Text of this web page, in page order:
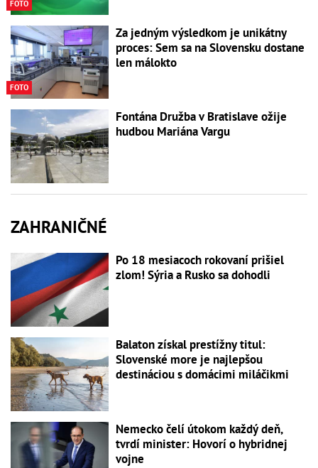
FOTO
FOTO
Za jedným výsledkom je unikátny
proces: Sem sa na Slovensku dostane
len málokto
Fontána Družba v Bratislave ožije
hudbou Mariána Vargu
ZAHRANIČNÉ
Po 18 mesiacoch rokovaní prišiel
zlom! Sýria a Rusko sa dohodli
Balaton získal prestížny titul:
Slovenské more je najlepšou
destináciou s domácimi miláčikmi
Nemecko čelí útokom každý deň,
tvrdí minister: Hovorí o hybridnej
vojne